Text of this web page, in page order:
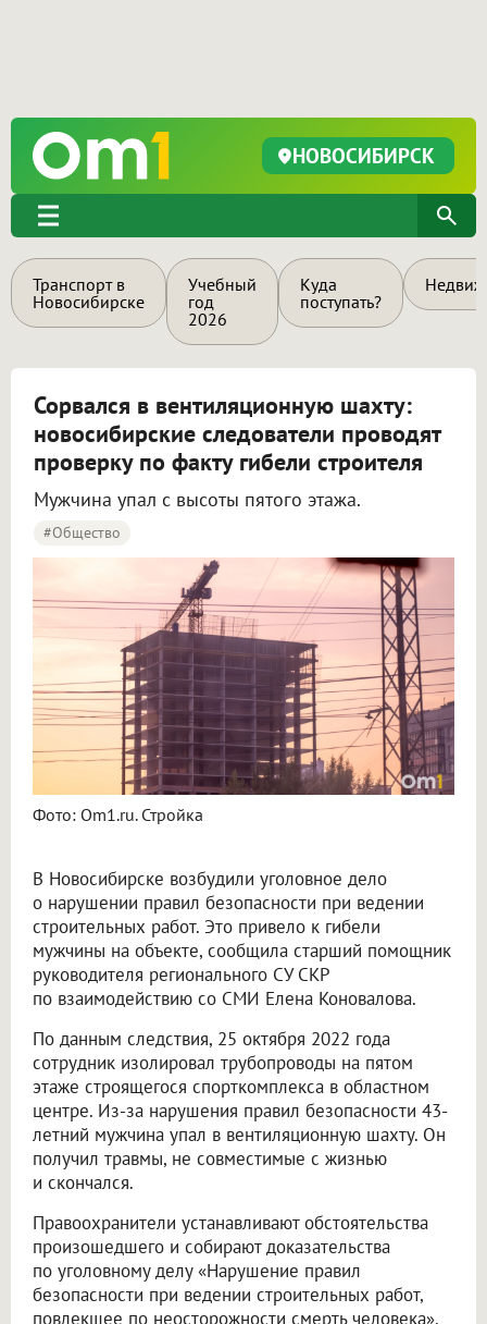
НОВОСИБИРСК
Транспорт в
Новосибирске
Учебный
год
2026
Куда
поступать?
Сорвался в вентиляционную шахту:
новосибирские следователи проводят
проверку по факту гибели строителя
Мужчина упал с высоты пятого этажа.
#Общество
Фото: Om1.ru. Стройка
В Новосибирске возбудили уголовное дело
о нарушении правил безопасности при ведении
строительных работ. Это привело к гибели
мужчины на объекте, сообщила старший помощник
руководителя регионального СУ СКР
по взаимодействию со СМИ Елена Коновалова.
По данным следствия, 25 октября 2022 года
сотрудник изолировал трубопроводы на пятом
этаже строящегося спорткомплекса в областном
центре. Из-за нарушения правил безопасности 43-
летний мужчина упал в вентиляционную шахту. Он
получил травмы, не совместимые с жизнью
и скончался.
Правоохранители устанавливают обстоятельства
произошедшего и собирают доказательства
по уголовному делу «Нарушение правил
безопасности при ведении строительных работ,
повлекшее по неосторожности смерть человека».